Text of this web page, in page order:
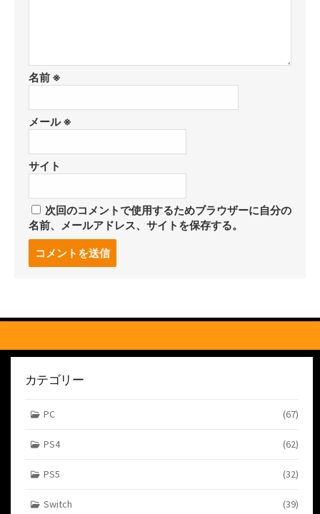
名前 ※
メール※
サイト
次回のコメントで使用するためブラウザーに自分の
名前、メールアドレス、サイトを保存する。
る
カテゴリー
PC (67)
PS4 (62)
PS5 (32)
Switch (39)